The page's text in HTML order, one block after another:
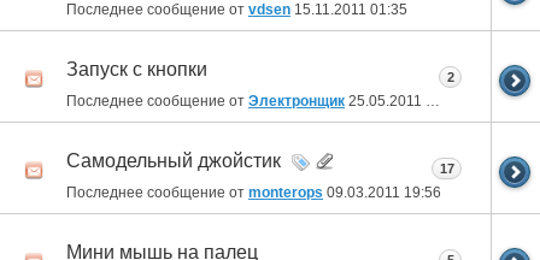
Последнее сообщение от vdsen 15.11.2011 01:35
Запуск с кнопки
Последнее сообщение от Электронщик 25.05.2011 10:47
2
Самодельный джойстик
Последнее сообщение от monterops 09.03.2011 19:56
17
Мини мышь на палец